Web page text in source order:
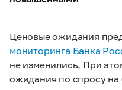
Ценовые ожидания
мониторинга Банка
не изменились. При
ожидания по спросу